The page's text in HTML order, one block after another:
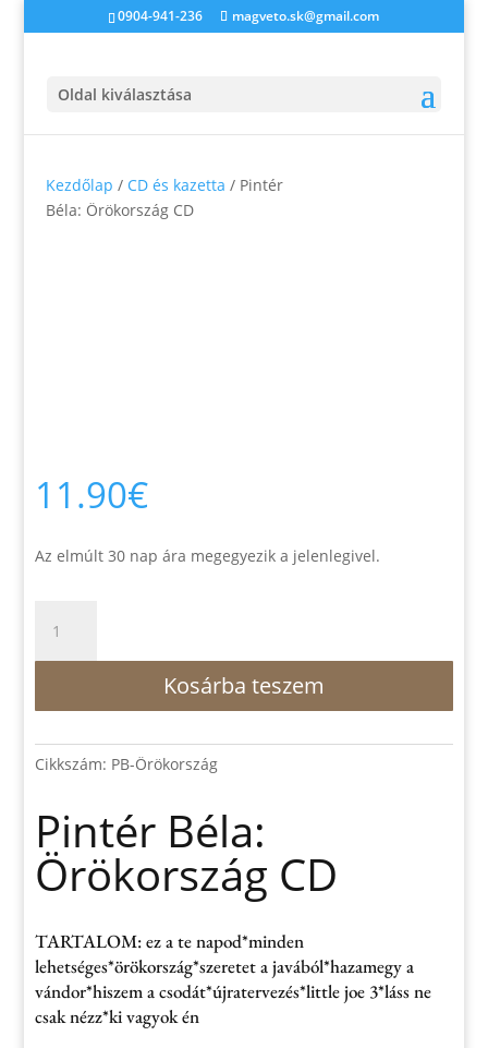
0904-941-236 magveto.sk@gmail.com
Oldal kiválasztása
Kezdőlap / CD és kazetta / Pintér
Béla: Örökország CD
11.90€
Az elmúlt 30 nap ára megegyezik a jelenlegivel.
Béla:
Örökország
mennyiség
Kosárba teszem
Cikkszám: PB-Örökország
Pintér Béla:
Örökország CD
TARTALOM: ez a te napod*minden
lehetséges*örökország*szeretet a javából*hazamegy a
vándor*hiszem a csodát*újratervezés*little joe 3*láss ne
csak nézz*ki vagyok én